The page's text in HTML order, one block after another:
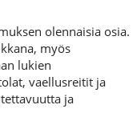
olennaisia osia.
myös
lukien
vaellusreitit ja
ja